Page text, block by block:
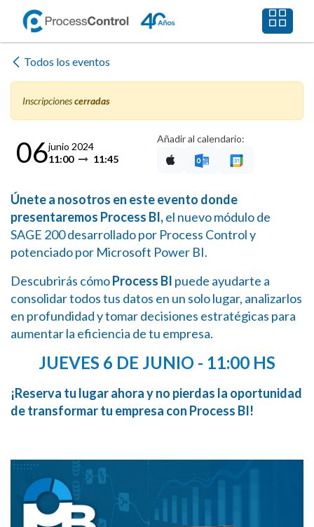
Ir al contenido
Todos los eventos
Inscripcionescerradas
06junio 2024
11:00
11:45
Añadir al calendario:
Únete a nosotros en este evento donde
presentaremos Process BI,el nuevo módulo de
SAGE 200 desarrollado por Process Control y
potenciado por Microsoft Power BI.
Descubrirás cómoProcess BI puede ayudarte a
consolidar todos tus datos en un solo lugar, analizarlos
en profundidad y tomar decisiones estratégicas para
aumentar la eficiencia de tu empresa.
JUEVES 6 DE JUNIO - 11:00 HS
¡Reserva tu lugar ahoray no pierdas la oportunidad
de transformar tu empresa con Process BI!